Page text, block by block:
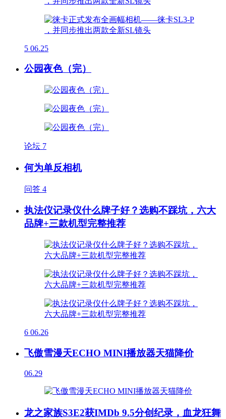
5 06.25
公园夜色（完）
论坛 7
何为单反相机
问答 4
执法仪记录仪什么牌子好？选购不踩坑，六大
品牌+三款机型完整推荐
6 06.26
飞傲雪漫天ECHO MINI播放器天猫降价
06.29
龙之家族S3E2获IMDb 9.5分创纪录，血龙狂舞